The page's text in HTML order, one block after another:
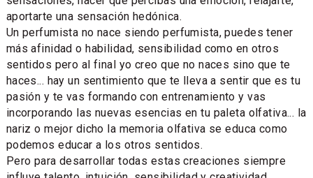
aportarte una sensación hedónica.
Un perfumista no nace siendo perfumista, puedes tener
más afinidad o habilidad, sensibilidad como en otros
sentidos pero al final yo creo que no naces sino que te
haces... hay un sentimiento que te lleva a sentir que es tu
pasión y te vas formando con entrenamiento y vas
incorporando las nuevas esencias en tu paleta olfativa... la
nariz o mejor dicho la memoria olfativa se educa como
podemos educar a los otros sentidos.
Pero para desarrollar todas estas creaciones siempre